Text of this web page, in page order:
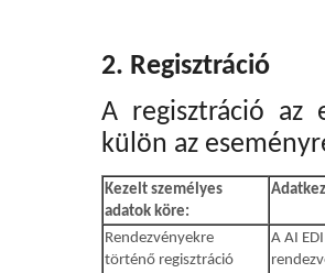
2. Regisztráció
A regisztráció az
külön az
Kezelt személyes
adatok köre:
Rendezvényekre
történő regisztráció
A AI